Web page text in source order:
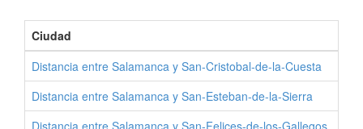
Ciudad
Distancia entre Salamanca y San-Cristobal-de-la-Cuesta
Distancia entre Salamanca y San-Esteban-de-la-Sierra
Distancia entre Salamanca y San-Felices-de-los-Gallegos